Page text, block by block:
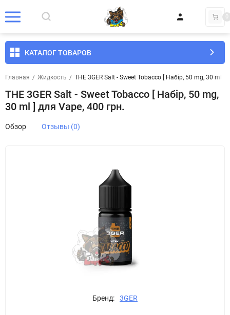
0
КАТАЛОГ ТОВАРОВ
Главная / Жидкость / THE 3GER Salt - Sweet Tobacco [ Набір, 50 mg, 30 ml ]
THE 3GER Salt - Sweet Tobacco [ Набір, 50 mg,
30 ml ] для Vape, 400 грн.
Обзор Отзывы (0)
Бренд: 3GER